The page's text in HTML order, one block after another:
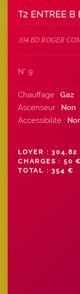
T2 ENTREE B
104 BD ROGER
N° 9
Chauffage : Gaz
Ascenseur : Non
Accessibilité :
LOYER : 304,82
CHARGES : 50 €
TOTAL : 354 €